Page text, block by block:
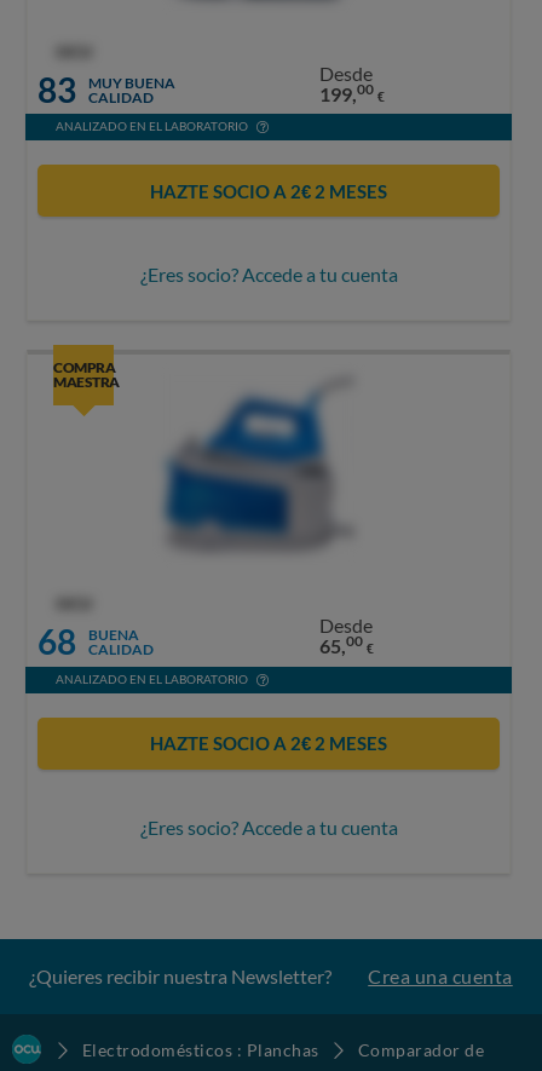
83
MUY BUENA
CALIDAD
Desde
199,00 €
ANALIZADO EN EL LABORATORIO
HAZTE SOCIO A 2€ 2 MESES
¿Eres socio? Accede a tu cuenta
COMPRA
MAESTRA
68
BUENA
CALIDAD
Desde
65,00 €
ANALIZADO EN EL LABORATORIO
HAZTE SOCIO A 2€ 2 MESES
¿Eres socio? Accede a tu cuenta
¿Quieres recibir nuestra Newsletter? Crea una cuenta
Electrodomésticos : Planchas
Comparador de